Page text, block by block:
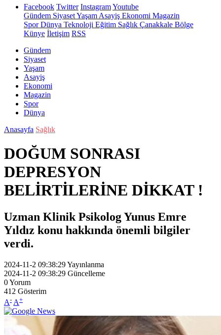
Facebook Twitter InstagramYoutube
Gündem SiyasetYaşam Asayiş Ekonomi Magazin
SporDünya Teknoloji Eğitim Sağlık Çanakkale Bölge
Künye İletişim RSS
Gündem
Siyaset
Yaşam
Asayiş
Ekonomi
Magazin
Spor
Dünya
Anasayfa Sağlık
DOĞUM SONRASI
DEPRESYON
BELİRTİLERİNE DİKKAT !
Uzman Klinik Psikolog Yunus Emre
Yıldız konu hakkında önemli bilgiler
verdi.
2024-11-2 09:38:29Yayınlanma
2024-11-2 09:38:29 Güncelleme
0Yorum
412 Gösterim
A- A+